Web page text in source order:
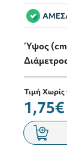
Ύψος
Τιμή
1,75€